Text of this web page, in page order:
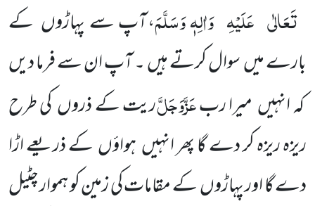
تَعَالٰی عَلَیْہِ وَاٰلِہٖ وَسَلَّمَ، آپ سے پہاڑوں کے
بارے میں سوال کرتے ہیں ۔ آپ ان سے فرما دیں
کہ انہیں میرا ربعَزَّوَجَلَّریت کے ذروں کی طرح
ریزہ ریزہ کر دے گا پھر انہیں ہواؤں کے ذریعے اڑا
دے گا اور پہاڑوں کے مقامات کی زمین کو ہموار چٹیل